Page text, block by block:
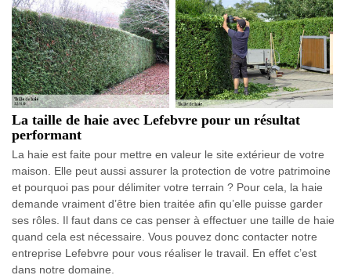
La taille de haie avec Lefebvre pour un résultat
performant
La haie est faite pour mettre en valeur le site extérieur de votre
maison. Elle peut aussi assurer la protection de votre patrimoine
et pourquoi pas pour délimiter votre terrain ? Pour cela, la haie
demande vraiment d’être bien traitée afin qu’elle puisse garder
ses rôles. Il faut dans ce cas penser à effectuer une taille de haie
quand cela est nécessaire. Vous pouvez donc contacter notre
entreprise Lefebvre pour vous réaliser le travail. En effet c’est
dans notre domaine.